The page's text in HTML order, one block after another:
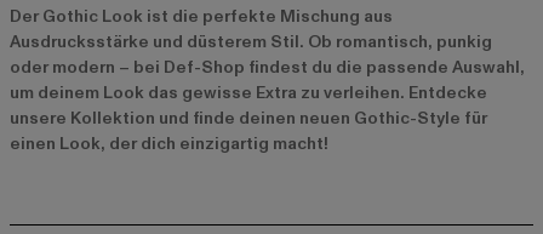
Der Gothic Look ist die perfekte Mischung aus
Ausdrucksstärke und düsterem Stil. Ob romantisch, punkig
oder modern – bei Def-Shop findest du die passende Auswahl,
um deinem Look das gewisse Extra zu verleihen. Entdecke
unsere Kollektion und finde deinen neuen Gothic-Style für
einen Look, der dich einzigartig macht!